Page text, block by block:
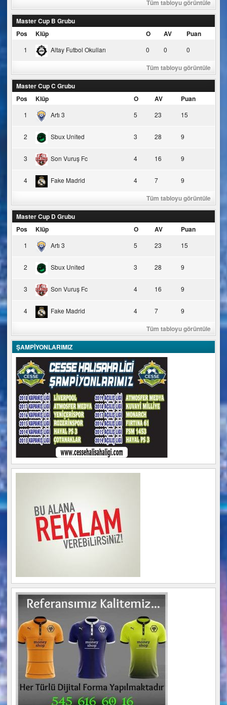
Tüm tabloyu görüntüle
Master Cup B Grubu
Pos
Klüp O AV Puan
1 Altay Futbol Okulları 0 0 0
Tüm tabloyu görüntüle
Master Cup C Grubu
Pos
Klüp O AV Puan
1 Artı 3 5 23 15
2 Sbux United 3 28 9
3 Son Vuruş Fc 4 16 9
4 Fake Madrid 4 7 9
Tüm tabloyu görüntüle
Master Cup D Grubu
Pos
Klüp O AV Puan
1 Artı 3 5 23 15
2 Sbux United 3 28 9
3 Son Vuruş Fc 4 16 9
4 Fake Madrid 4 7 9
Tüm tabloyu görüntüle
ŞAMPİYONLARIMIZ